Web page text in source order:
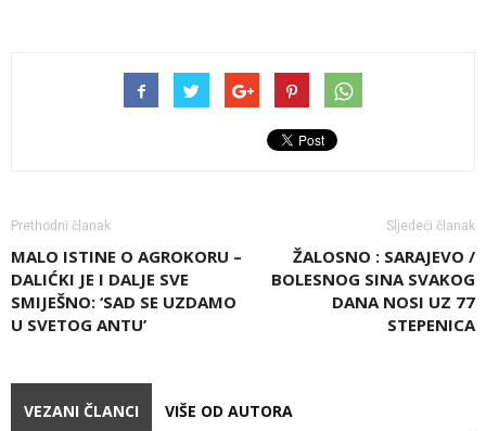
Prethodni članak
MALO ISTINE O AGROKORU –
DALIĆKI JE I DALJE SVE
SMIJEŠNO: ‘SAD SE UZDAMO
U SVETOG ANTU’
Sljedeći članak
ŽALOSNO : SARAJEVO /
BOLESNOG SINA SVAKOG
DANA NOSI UZ 77
STEPENICA
VEZANI ČLANCI VIŠE OD AUTORA